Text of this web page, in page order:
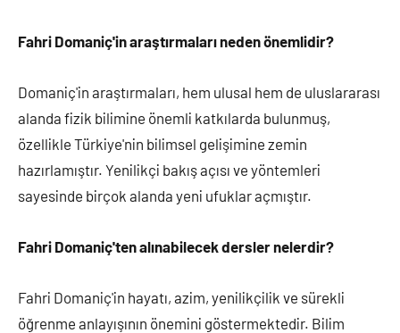
Fahri Domaniç'in araştırmaları neden önemlidir?
Domaniç'in araştırmaları, hem ulusal hem de uluslararası
alanda fizik bilimine önemli katkılarda bulunmuş,
özellikle Türkiye'nin bilimsel gelişimine zemin
hazırlamıştır. Yenilikçi bakış açısı ve yöntemleri
sayesinde birçok alanda yeni ufuklar açmıştır.
Fahri Domaniç'ten alınabilecek dersler nelerdir?
Fahri Domaniç'in hayatı, azim, yenilikçilik ve sürekli
öğrenme anlayışının önemini göstermektedir. Bilim